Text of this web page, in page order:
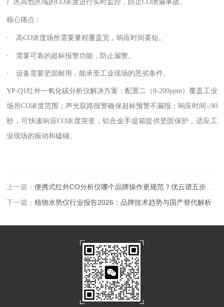
厂区高危区域的CO浓度进行实时监控，防止CO泄漏事故。
核心痛点：
· 高CO浓度场所需要量程覆盖宽，响应时间要短。
· 需要可靠的超标报警功能，防止漏警。
· 设备需要坚固耐用，能承受工业现场的恶劣条件。
YP-Q1红外一氧化碳分析仪解决方案：配置二（0-200ppm）覆盖工业
场所CO浓度范围；声光双路报警确保超标预警不漏报；响应时间≤90
秒，可快速响应CO浓度突变；铝合金手提箱提供坚固保护，适应工
业现场的振动和磕碰。
上一篇：便携式红外CO分析仪哪个品牌操作更规范？优云谱五步标准流程详解
下一篇：植物水势仪行业报告2026：品牌技术趋势与国产替代解析